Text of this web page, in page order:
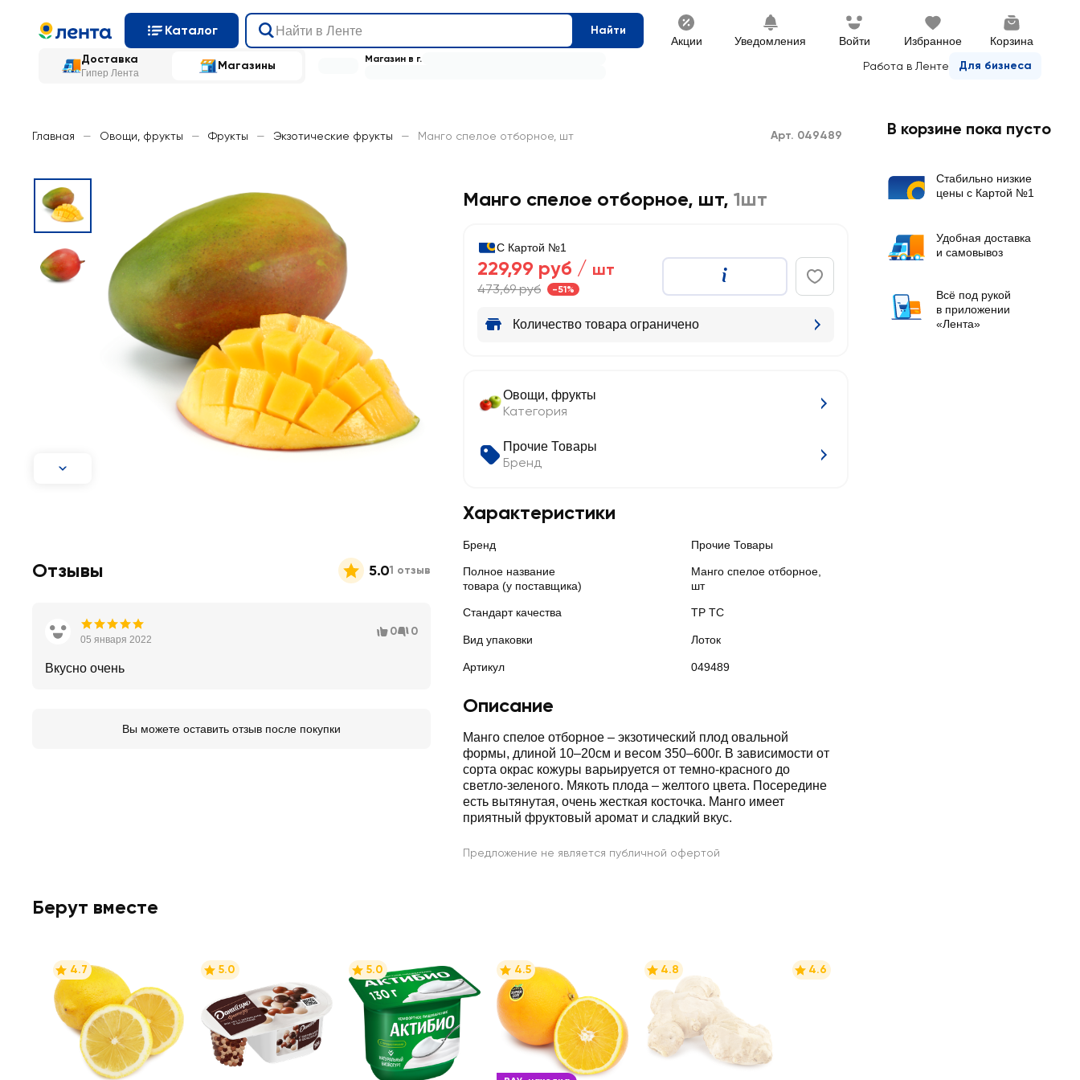
Каталог Найти
Акции Уведомления Войти Избранное Корзина
Доставка
Гипер Лента
Магазины Работа в Ленте Для бизнеса
Магазин в г.
Главная — Овощи, фрукты — Фрукты — Экзотические фрукты — Манго спелое отборное, шт Арт. 049489
Манго спелое отборное, шт, 1шт
С Картой №1
229,99 руб / шт
473,69 руб -51%
Количество товара ограничено
Овощи, фрукты
Категория
Прочие Товары
Бренд
Характеристики
Бренд Прочие Товары
Полное название
товара (у поставщика)
Манго спелое отборное,
шт
Стандарт качества ТР ТС
Вид упаковки Лоток
Артикул 049489
Описание
Манго спелое отборное – экзотический плод овальной
формы, длиной 10–20см и весом 350–600г. В зависимости от
сорта окрас кожуры варьируется от темно-красного до
светло-зеленого. Мякоть плода – желтого цвета. Посередине
есть вытянутая, очень жесткая косточка. Манго имеет
приятный фруктовый аромат и сладкий вкус.
Предложение не является публичной офертой
Отзывы 5.01 отзыв
05 января 2022
0 0
Вкусно очень
Вы можете оставить отзыв после покупки
Берут вместе
4.7 5.0 5.0 4.5 4.8 4.6
В корзине пока пусто
Стабильно низкие
цены с Картой №1
Удобная доставка
и самовывоз
Всё под рукой
в приложении
«Лента»